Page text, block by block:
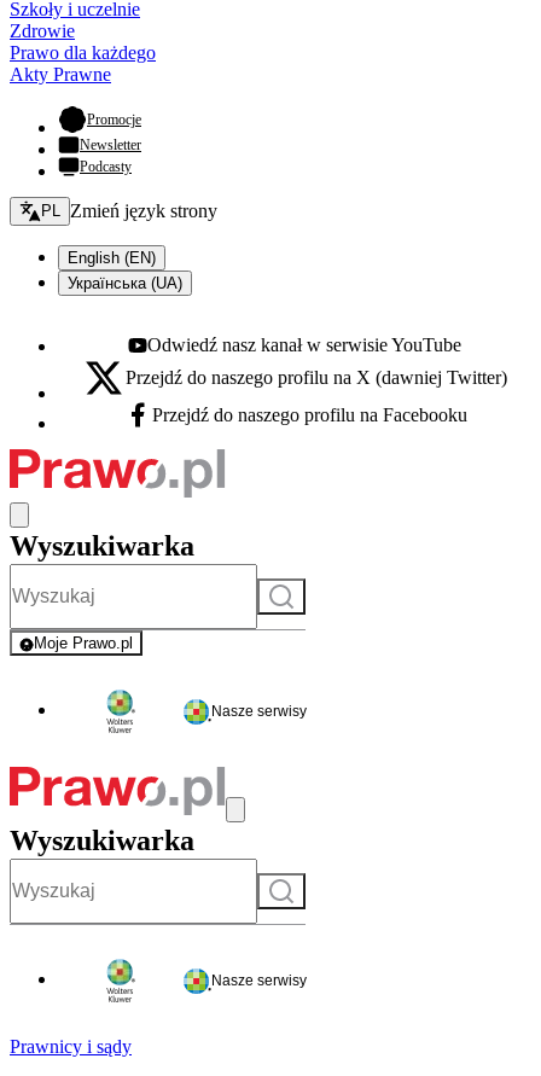
Szkoły i uczelnie
Zdrowie
Prawo dla każdego
Akty Prawne
Promocje- otwiera się w nowej karcie
Newsletter
Podcasty
Zmień język - bieżący:
PL Zmień język strony
English (EN)
Українська (UA)
Youtube - otwiera się w nowej karcie
Odwiedź nasz kanał w serwisie YouTube
X - otwiera się w nowej karcie
Przejdź do naszego profilu na X (dawniej Twitter)
Facebook - otwiera się w nowej karcie
Przejdź do naszego profilu na Facebooku
Wyszukiwarka
Szukaj
Moje Prawo.pl
- rejestracja i logowanie do serwisu
Nasze serwisy
Wyszukiwarka
Szukaj
Nasze serwisy
Prawnicy i sądy